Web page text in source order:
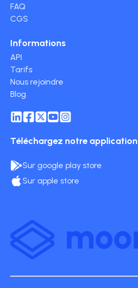
FAQ
CGS
Informations
API
Tarifs
Nous rejoindre
Blog
Téléchargez notre application
Sur google play store
Sur apple store